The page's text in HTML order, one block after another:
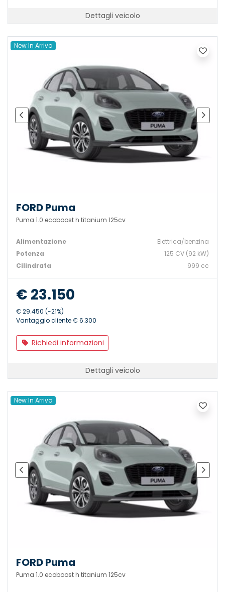
Dettagli veicolo
New In Arrivo
FORD Puma
Puma 1.0 ecoboost h titanium 125cv
Alimentazione
Elettrica/benzina
Potenza
125 CV (92 kW)
Cilindrata
999 cc
€ 23.150
€ 29.450 (-21%)
Vantaggio cliente € 6.300
Richiedi informazioni
Dettagli veicolo
New In Arrivo
FORD Puma
Puma 1.0 ecoboost h titanium 125cv